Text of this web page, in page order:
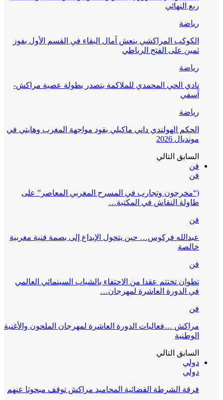
ربع النهائي
رياضة
الكوكب المراكشي ينعش آمال البقاء في القسم الأول بفوز
ثمين على الفتح الرباطي
رياضة
نادي الحي المحمدي للملاكمة يتصدر بطولة عصبة مراكش-
آسفي
رياضة
الحكم الهولندي داني ماكيلي يقود مواجهة المغرب وهايتي في
مونديال 2026
السابق التالي
فن
فن
(“مخرجون وتجارب في المسرح المغربي المعاصر” على
طاولة النقاش في المكتبة…
فن
عبدالله فركوس… حين يتحول الإبداع إلى بصمة فنية مغربية
خالصة
فن
تطوان تختتم عقدا من الاحتفاء بالشباب السينمائي العالمي
في الدورة العاشرة لمهرجان…
فن
مراكش …فعاليات الدورة العاشرة لمهرجان الملحون والأغنية
الوطنية
السابق التالي
دولي
دولي
فرقة الشرطة القضائية المحاميد مراكش توقف مبحوثا عنهم